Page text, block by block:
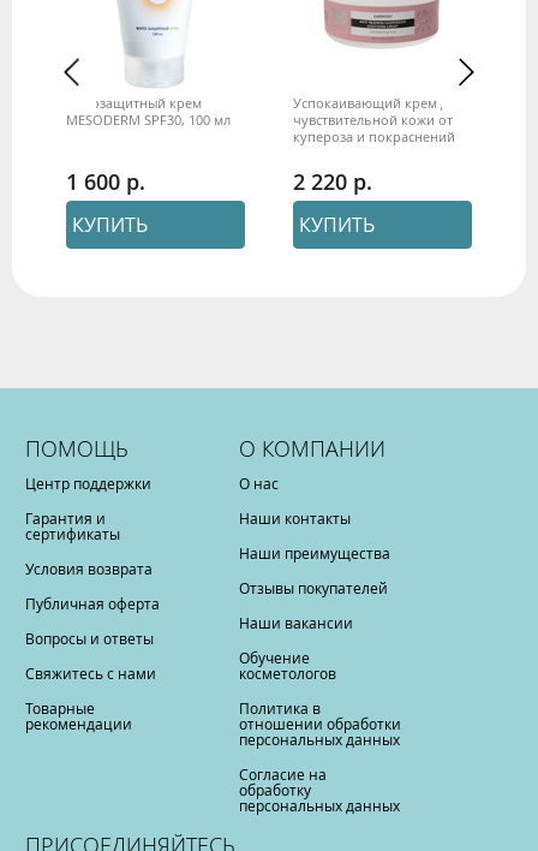
Фотозащитный крем
MESODERM SPF30, 100 мл
1 600
КУПИТЬ
Успокаивающий крем для
чувствительной кожи от
купероза и покраснений
Style
2 220
КУПИТЬ
ПОМОЩЬ
Центр поддержки
Гарантия и
сертификаты
Условия возврата
Публичная оферта
Вопросы и ответы
Свяжитесь с нами
Товарные
рекомендации
О КОМПАНИИ
О нас
Наши контакты
Наши преимущества
Отзывы покупателей
Наши вакансии
Обучение
косметологов
Политика в
отношении обработки
персональных данных
Согласие на
обработку
персональных данных
ПРИСОЕДИНЯЙТЕСЬ